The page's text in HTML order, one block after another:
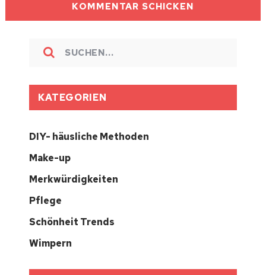
KATEGORIEN
DIY- häusliche Methoden
Make-up
Merkwürdigkeiten
Pflege
Schönheit Trends
Wimpern